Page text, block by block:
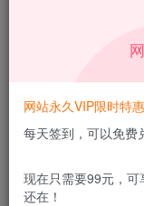
此内容为免费资源
本站付费资源为网
网站永久VIP限时特惠
每天签到，可以免费
现在只需要99元，
还在！